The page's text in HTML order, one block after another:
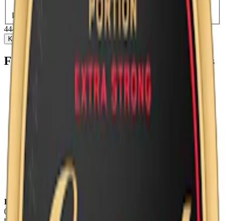
30-pack
44,25 kr
50-
pack
2 197,50 kr
/st
444,50 kr
Köp
Fakta om General Original Portionssnus
Varumärke:
General
Tillverkare:
Swedish Match
Snustyp:
original portion
Torrhet:
Format/storlek:
tobak/citrus
Ingredienser:vatten, salt, tobak, fuktighetsbevarande medel
(E1520, propan-1,2-diol), surhetsreglerande medel (E500,